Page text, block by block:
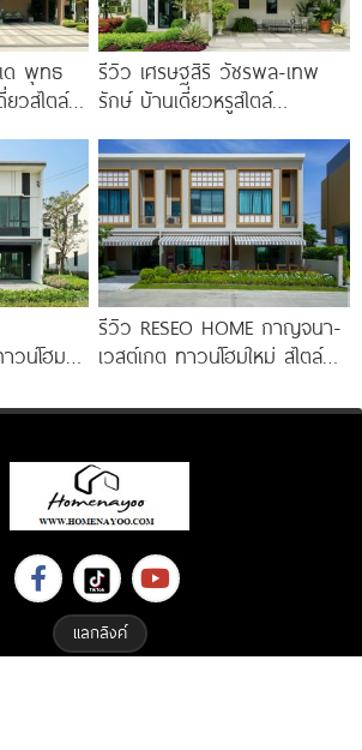
ด พุทธ
วสไตล์
รีวิว เศรษฐสิริ วัชรพล-เทพ
รักษ์ บ้านเดี่ยวหรูสไตล์
ทะเลสาบ ทำเลใกล้รถไฟฟ้า และ
ทางด่วน 3 สาย
วน์โฮม
รีวิว RESEO HOME กาญจนา-
เวสต์เกต ทาวน์โฮมใหม่ สไตล์
ลอย* ทำเลดี
แลกลิงค์